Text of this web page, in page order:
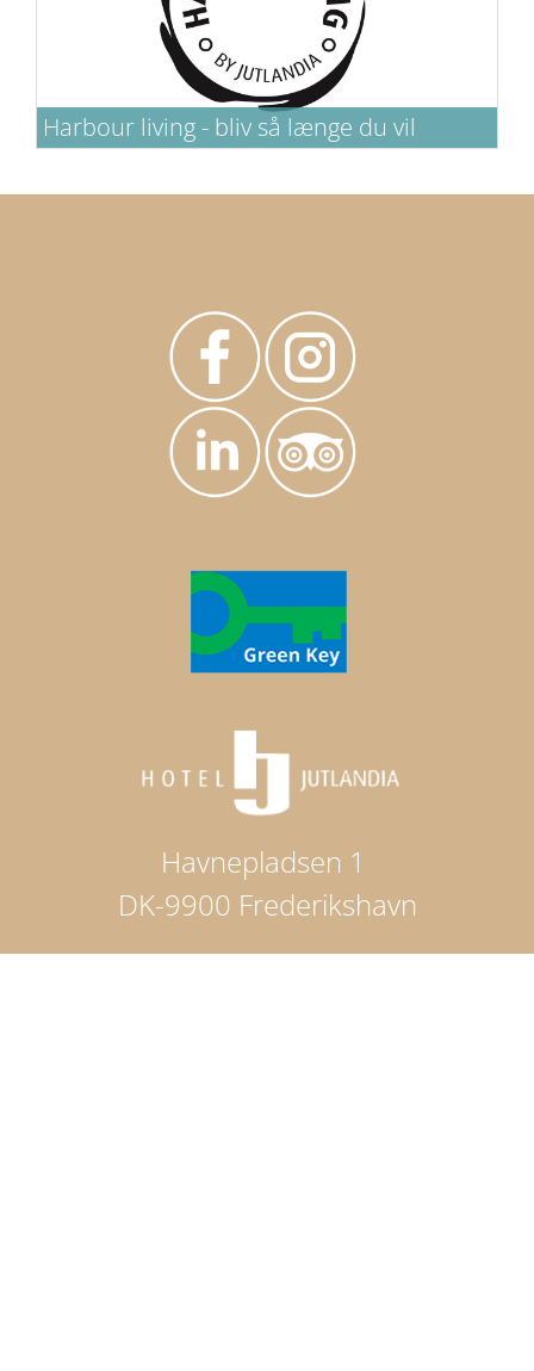
Harbour living - bliv så længe du vil
Har du brug for at være bosat i
Frederikshavn i en længere periode? Så er
Havnepladsen 1
DK-9900 Frederikshavn
Telefon: +45 98424200